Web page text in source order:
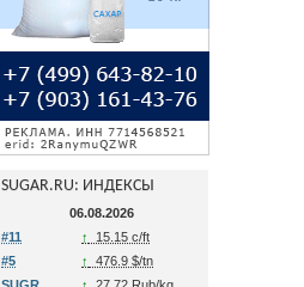
SUGAR.RU: ИНДЕКСЫ
06.08.2026
#11
↑
15.15 c/ft
#5
↑
476.9 $/tn